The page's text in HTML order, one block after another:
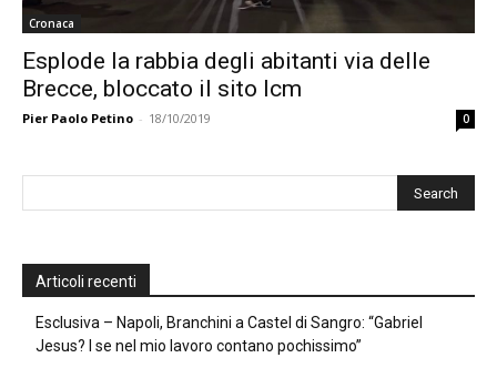
Cronaca
Esplode la rabbia degli abitanti via delle
Brecce, bloccato il sito Icm
Pier Paolo Petino - 18/10/2019 0
Articoli recenti
Esclusiva – Napoli, Branchini a Castel di Sangro: “Gabriel
Jesus? I se nel mio lavoro contano pochissimo”